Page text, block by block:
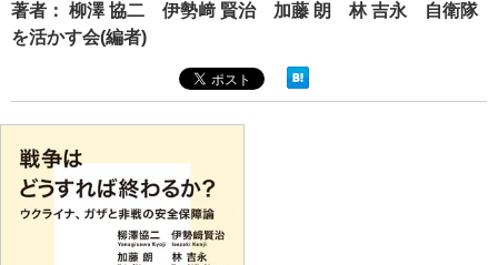
著者： 柳澤 協二 伊勢﨑 賢治 加藤 朗 林 吉永 自衛隊
を活かす会(編者)